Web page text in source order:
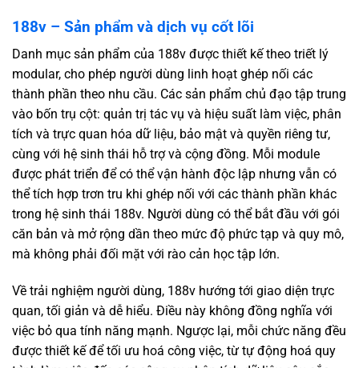
188v – Sản phẩm và dịch vụ cốt lõi
Danh mục sản phẩm của 188v được thiết kế theo triết lý
modular, cho phép người dùng linh hoạt ghép nối các
thành phần theo nhu cầu. Các sản phẩm chủ đạo tập trung
vào bốn trụ cột: quản trị tác vụ và hiệu suất làm việc, phân
tích và trực quan hóa dữ liệu, bảo mật và quyền riêng tư,
cùng với hệ sinh thái hỗ trợ và cộng đồng. Mỗi module
được phát triển để có thể vận hành độc lập nhưng vẫn có
thể tích hợp trơn tru khi ghép nối với các thành phần khác
trong hệ sinh thái 188v. Người dùng có thể bắt đầu với gói
căn bản và mở rộng dần theo mức độ phức tạp và quy mô,
mà không phải đối mặt với rào cản học tập lớn.
Về trải nghiệm người dùng, 188v hướng tới giao diện trực
quan, tối giản và dễ hiểu. Điều này không đồng nghĩa với
việc bỏ qua tính năng mạnh. Ngược lại, mỗi chức năng đều
được thiết kế để tối ưu hoá công việc, từ tự động hoá quy